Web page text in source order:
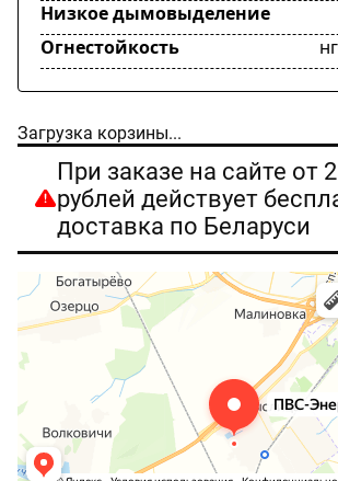
Низкое дымовыделение
Огнестойкость
Загрузка корзины...
При заказе на сайте от
рублей действует
доставка по Беларуси